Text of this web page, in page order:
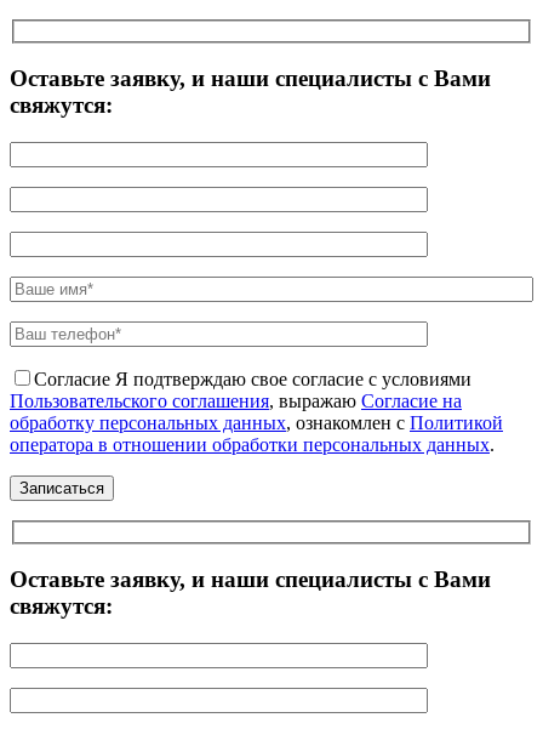
Оставьте заявку, и наши специалисты с Вами
свяжутся:
Согласие Я подтверждаю свое согласие с условиями
Пользовательского соглашения, выражаю Согласие на
обработку персональных данных, ознакомлен с Политикой
оператора в отношении обработки персональных данных.
Оставьте заявку, и наши специалисты с Вами
свяжутся: